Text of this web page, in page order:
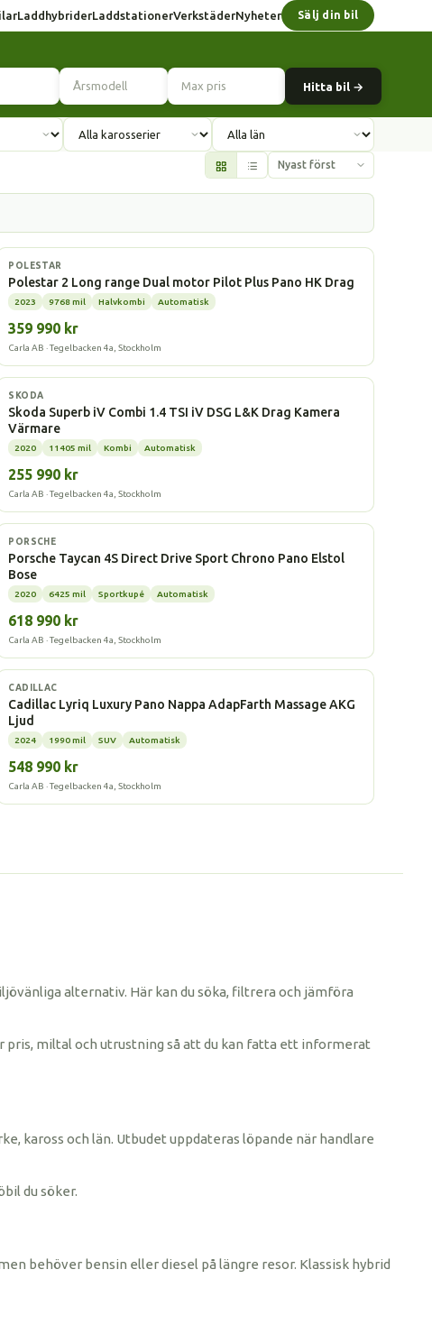
LaddhybriderLaddstationerVerkstäderNyheter Sälj din bil
Hitta bil →
Elbil
POLESTAR
Polestar 2 Long range Dual motor Pilot Plus Pano HK Drag
2023 9768 mil Halvkombi Automatisk
359 990 kr
Carla AB · Tegelbacken 4a, Stockholm
Laddhybrid
SKODA
Skoda Superb iV Combi 1.4 TSI iV DSG L&K Drag Kamera
Värmare
2020 11405 mil Kombi Automatisk
255 990 kr
Carla AB · Tegelbacken 4a, Stockholm
Elbil
PORSCHE
Porsche Taycan 4S Direct Drive Sport Chrono Pano Elstol
Bose
2020 6425 mil Sportkupé Automatisk
618 990 kr
Carla AB · Tegelbacken 4a, Stockholm
Elbil
CADILLAC
Cadillac Lyriq Luxury Pano Nappa AdapFarth Massage AKG
Ljud
2024 1990 mil SUV Automatisk
548 990 kr
Carla AB · Tegelbacken 4a, Stockholm
alternativ. Här kan du söka, filtrera och jämföra
pris, miltal och utrustning så att du kan fatta ett informerat
kaross och län. Utbudet uppdateras löpande när handlare
du söker.
behöver bensin eller diesel på längre resor. Klassisk hybrid